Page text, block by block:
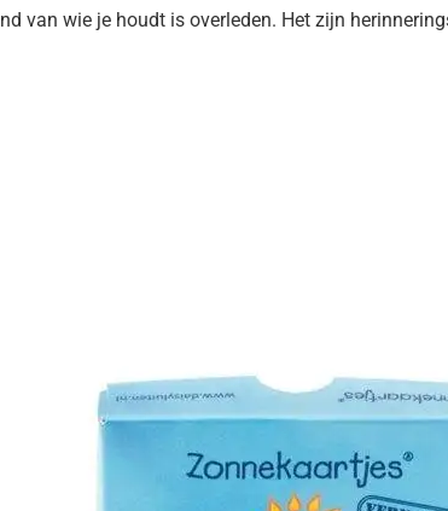
van wie je houdt is overleden. Het zijn